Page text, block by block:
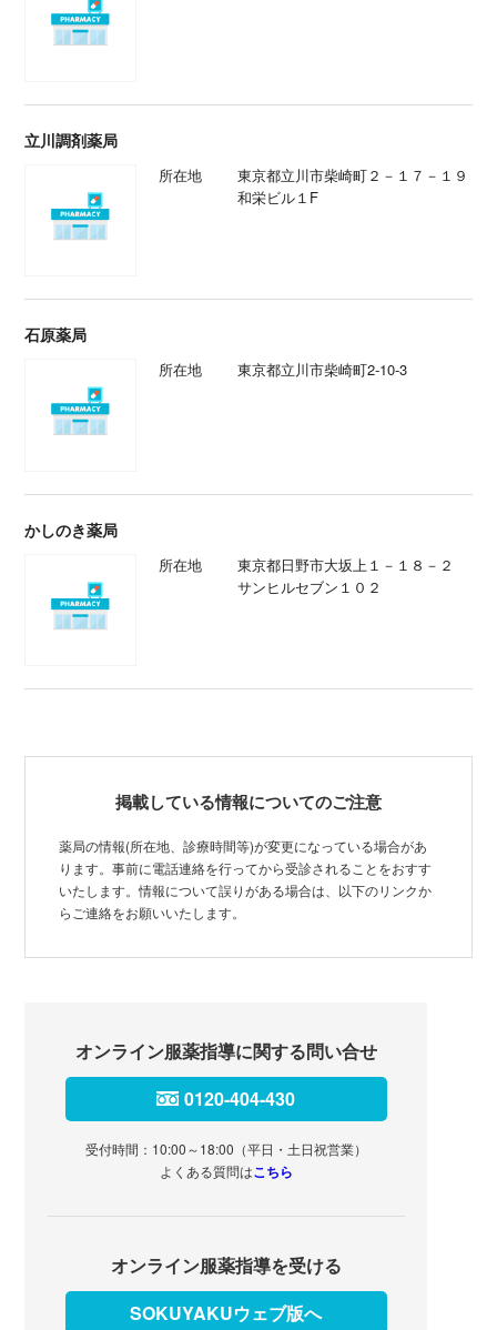
立川調剤薬局
所在地
東京都立川市柴崎町２－１７－１９
和栄ビル１F
石原薬局
所在地 東京都立川市柴崎町2-10-3
かしのき薬局
所在地
東京都日野市大坂上１－１８－２
サンヒルセブン１０２
掲載している情報についてのご注意
薬局の情報(所在地、診療時間等)が変更になっている場合があ
ります。事前に電話連絡を行ってから受診されることをおすす
いたします。情報について誤りがある場合は、以下のリンクか
らご連絡をお願いいたします。
オンライン服薬指導に関する問い合せ
0120-404-430
受付時間：10:00～18:00（平日・土日祝営業）
よくある質問はこちら
オンライン服薬指導を受ける
SOKUYAKUウェブ版へ